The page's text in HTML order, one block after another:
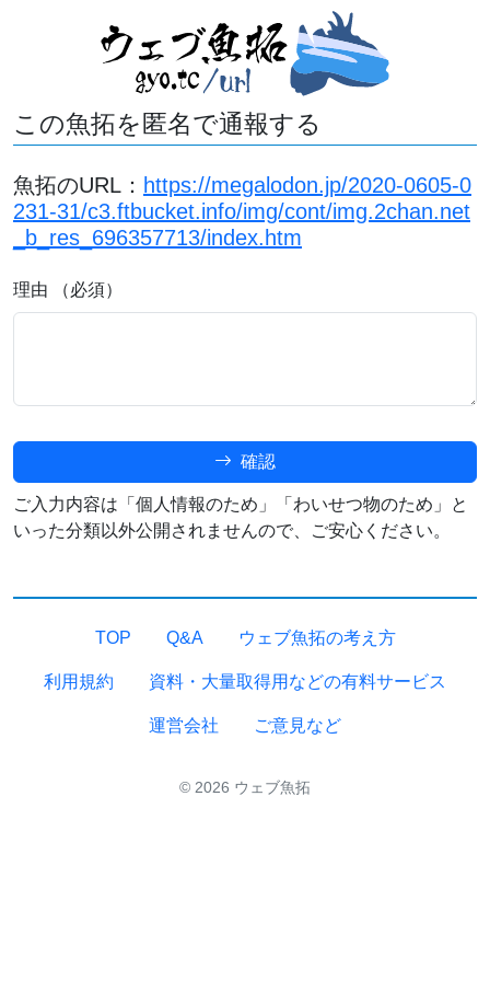
この魚拓を匿名で通報する
魚拓のURL： https://megalodon.jp/2020-0605-0
231-31/c3.ftbucket.info/img/cont/img.2chan.net
_b_res_696357713/index.htm
理由 （必須）
確認
ご入力内容は「個人情報のため」「わいせつ物のため」と
いった分類以外公開されませんので、ご安心ください。
TOP Q&A ウェブ魚拓の考え方
利用規約 資料・大量取得用などの有料サービス
運営会社 ご意見など
© 2026 ウェブ魚拓